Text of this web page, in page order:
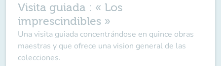
Visita guiada : « Los
imprescindibles »
Una visita guiada concentrándose en quince obras
maestras y que ofrece una vision general de las
colecciones.